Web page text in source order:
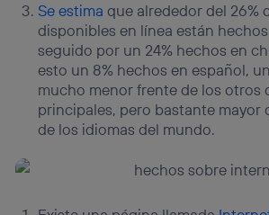
Se estima que alrededor del 26%
disponibles en línea están
seguido por un 24% hechos en
esto un 8% hechos en español,
mucho menor frente de los otros
principales, pero bastante mayor
de los idiomas del mundo.